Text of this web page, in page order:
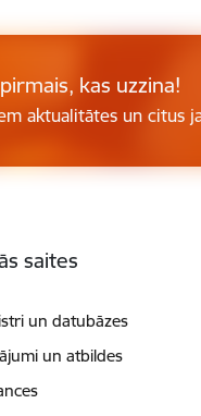
kas uzzina!
aktualitātes un citus
saites
un datubāzes
un atbildes